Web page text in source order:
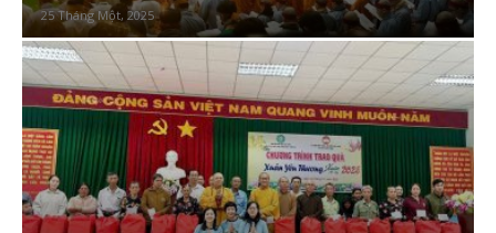
25 Tháng Một, 2025